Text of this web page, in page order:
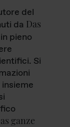
del
da Das
pieno
Si
ganze